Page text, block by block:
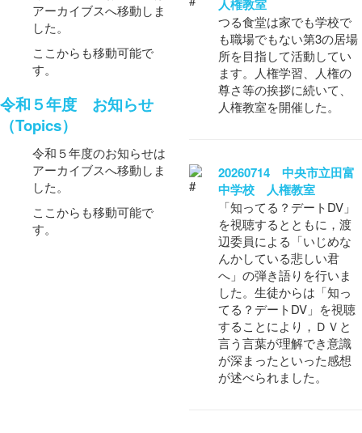
アーカイブスへ移動しま
した。
ここからも移動可能で
す。
令和５年度 お知らせ
（Topics）
令和５年度のお知らせは
アーカイブスへ移動しま
した。
ここからも移動可能で
す。
人権教室
つる食堂は家でも学校で
も職場でもない第3の居場
所を目指して活動してい
ます。人権学習、人権の
尊さ等の挨拶に続いて、
人権教室を開催した。
20260714 中央市立田富
中学校 人権教室
「知ってる？デートDV」
を視聴するとともに，渡
辺委員による「いじめな
んかしている悲しい君
へ」の弾き語りを行いま
した。生徒からは「知っ
てる？デートDV」を視聴
することにより，ＤＶと
言う言葉が理解でき意識
が深まったといった感想
が述べられました。